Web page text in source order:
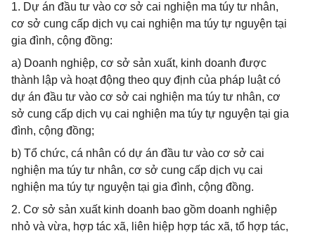
1. Dự án đầu tư vào cơ sở cai nghiện ma túy tư nhân,
cơ sở cung cấp dịch vụ cai nghiện ma túy tự nguyện tại
gia đình, cộng đồng:
a) Doanh nghiệp, cơ sở sản xuất, kinh doanh được
thành lập và hoạt động theo quy định của pháp luật có
dự án đầu tư vào cơ sở cai nghiện ma túy tư nhân, cơ
sở cung cấp dịch vụ cai nghiện ma túy tự nguyện tại gia
đình, cộng đồng;
b) Tổ chức, cá nhân có dự án đầu tư vào cơ sở cai
nghiện ma túy tư nhân, cơ sở cung cấp dịch vụ cai
nghiện ma túy tự nguyện tại gia đình, cộng đồng.
2. Cơ sở sản xuất kinh doanh bao gồm doanh nghiệp
nhỏ và vừa, hợp tác xã, liên hiệp hợp tác xã, tổ hợp tác,